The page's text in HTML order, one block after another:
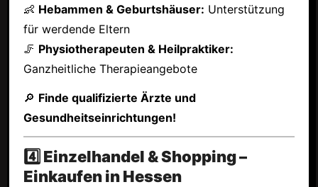
👶 Hebammen & Geburtshäuser: Unterstützung
für werdende Eltern
🦵 Physiotherapeuten & Heilpraktiker:
Ganzheitliche Therapieangebote
🔎 Finde qualifizierte Ärzte und
Gesundheitseinrichtungen!
4️⃣ Einzelhandel & Shopping –
Einkaufen in Hessen